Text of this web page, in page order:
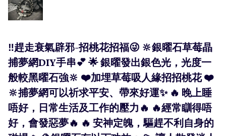
‼️趕走衰氣辟邪-招桃花招福😜 🔆銀曜石草莓晶
捕夢網DIY手串💕 🌟 銀曜發出銀色光，光度一
般較黑曜石強🔆 ❤️加埋草莓吸人緣招招桃花 ❤️
🔆捕夢網可以祈求平安、帶來好運✨ 🔥 晚上睡
唔好，日常生活及工作的壓力🔥 🔥經常瞓得唔
好，會發惡夢🔥 🔥 安神定魄，驅趕不利自身的